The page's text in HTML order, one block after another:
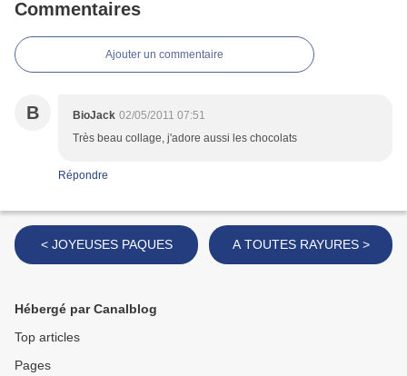
Commentaires
Ajouter un commentaire
B BioJack 02/05/2011 07:51
Très beau collage, j'adore aussi les chocolats
Répondre
< JOYEUSES PAQUES A TOUTES RAYURES >
Hébergé par Canalblog
Top articles
Pages